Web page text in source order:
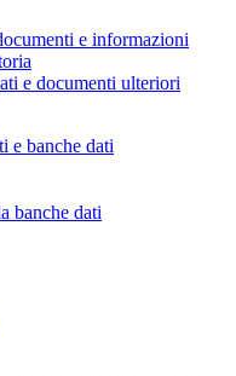
e informazioni
e documenti ulteriori
e banche dati
banche dati